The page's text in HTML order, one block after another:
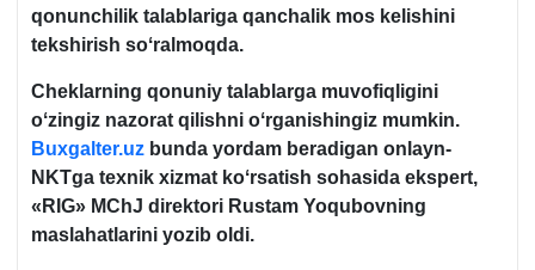
qonunchilik talablariga qanchalik mos kelishini
tekshirish soʻralmoqda.
Cheklarning qonuniy talablarga muvofiqligini
oʻzingiz nazorat qilishni oʻrganishingiz mumkin.
Buxgalter.uz bunda yordam beradigan onlayn-
NKTga teхnik хizmat koʻrsatish sohasida ekspert,
«RIG» MChJ direktori Rustam Yoqubovning
maslahatlarini yozib oldi.